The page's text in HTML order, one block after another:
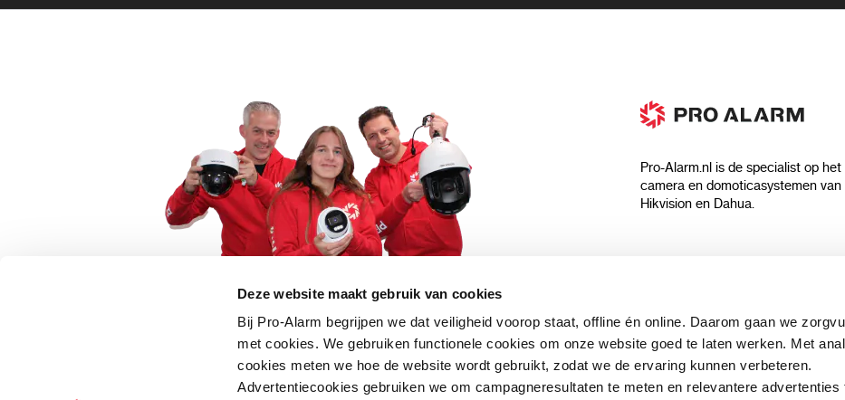
Deze website maakt gebruik van cookies
Bij Pro-Alarm begrijpen we dat veiligheid voorop staat, offline én online. Daarom gaan we
met cookies. We gebruiken functionele cookies om onze website goed te laten werken. Met
cookies meten we hoe de website wordt gebruikt, zodat we de ervaring kunnen verbeteren.
Advertentiecookies gebruiken we om campagneresultaten te meten en relevantere advertenties
5 euro korting op je aankoop?
Schrijf je direct in voor onze nieuwsbrief en
Pro-Alarm.nl is de specialist op
camera en domoticasystemen van
Hikvision en Dahua.
Algemene voorwaarden
Privacyverklaring
Blog